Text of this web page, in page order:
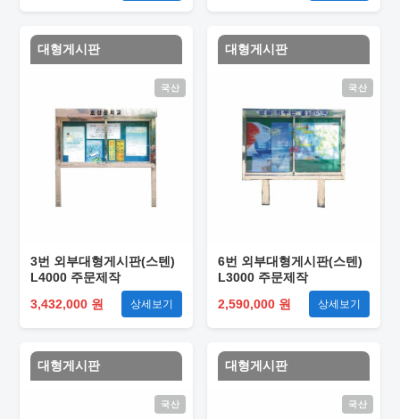
대형게시판
국산
3번 외부대형게시판(스텐)
L4000 주문제작
3,432,000 원
상세보기
대형게시판
국산
6번 외부대형게시판(스텐)
L3000 주문제작
2,590,000 원
상세보기
대형게시판
국산
대형게시판
국산